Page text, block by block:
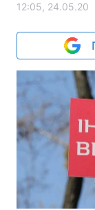
12:05, 24.05.20